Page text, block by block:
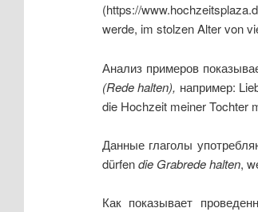
(https://
werde, im stolzen Alter von
Анализ примеров
(Rede halten), например:
die Hochzeit meiner Tochter
Данные глаголы
dürfendie Grabrede halten,
Как показывает